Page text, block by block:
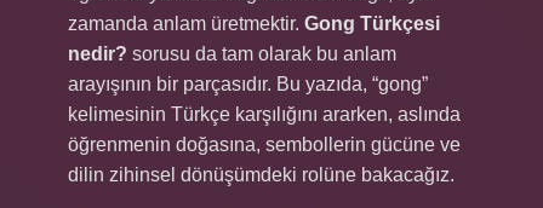
zamanda anlam üretmektir. Gong Türkçesi
nedir? sorusu da tam olarak bu anlam
arayışının bir parçasıdır. Bu yazıda, “gong”
kelimesinin Türkçe karşılığını ararken, aslında
öğrenmenin doğasına, sembollerin gücüne ve
dilin zihinsel dönüşümdeki rolüne bakacağız.